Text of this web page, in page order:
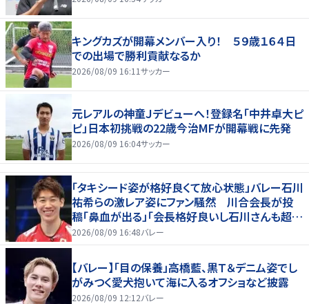
キングカズが開幕メンバー入り！ ５９歳１６４日
での出場で勝利貢献なるか
2026/08/09 16:11サッカー
元レアルの神童Ｊデビューへ！登録名「中井卓大ピ
ピ」日本初挑戦の22歳今治MFが開幕戦に先発
2026/08/09 16:04サッカー
「タキシード姿が格好良くて放心状態」バレー石川
祐希らの激レア姿にファン騒然 川合会長が投
稿「鼻血が出る」「会長格好良いし石川さんも超格
好いい」
2026/08/09 16:48バレー
【バレー】「目の保養」高橋藍、黒Ｔ＆デニム姿でし
がみつく愛犬抱いて海に入るオフショなど披露
2026/08/09 12:12バレー